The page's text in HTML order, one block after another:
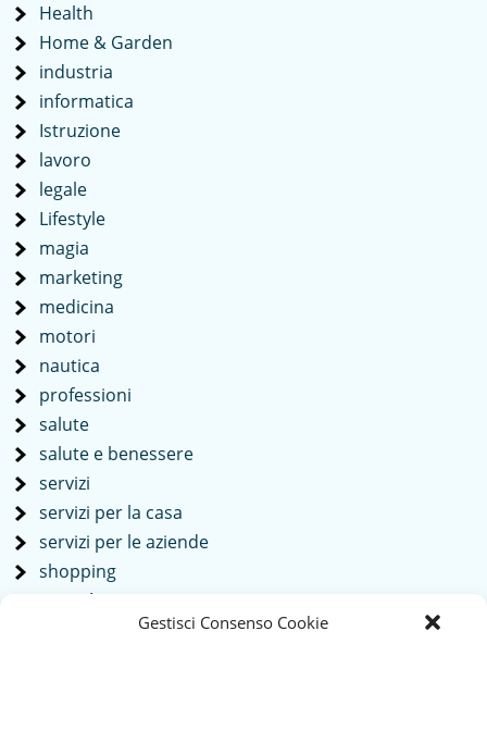
Gestisci Consenso Cookie
Health
Home & Garden
industria
informatica
Istruzione
lavoro
legale
Lifestyle
magia
marketing
medicina
motori
nautica
professioni
salute
salute e benessere
servizi
servizi per la casa
servizi per le aziende
shopping
società